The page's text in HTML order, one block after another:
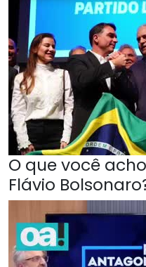
O que você
Flávio